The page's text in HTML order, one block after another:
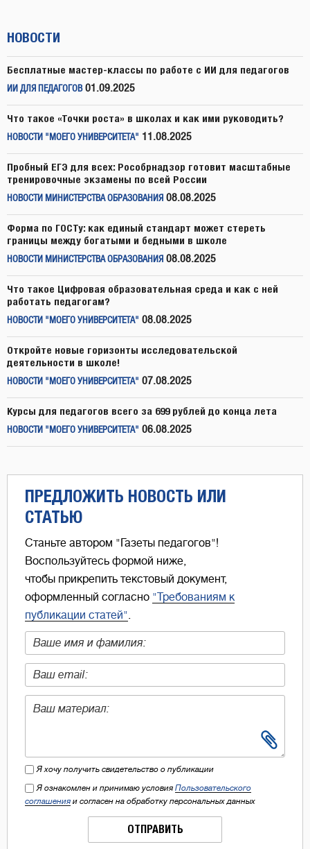
НОВОСТИ
Бесплатные мастер-классы по работе с ИИ для педагогов
ИИ ДЛЯ ПЕДАГОГОВ 01.09.2025
Что такое «Точки роста» в школах и как ими руководить?
НОВОСТИ "МОЕГО УНИВЕРСИТЕТА" 11.08.2025
Пробный ЕГЭ для всех: Рособрнадзор готовит масштабные
тренировочные экзамены по всей России
НОВОСТИ МИНИСТЕРСТВА ОБРАЗОВАНИЯ 08.08.2025
Форма по ГОСТу: как единый стандарт может стереть
границы между богатыми и бедными в школе
НОВОСТИ МИНИСТЕРСТВА ОБРАЗОВАНИЯ 08.08.2025
Что такое Цифровая образовательная среда и как с ней
работать педагогам?
НОВОСТИ "МОЕГО УНИВЕРСИТЕТА" 08.08.2025
Откройте новые горизонты исследовательской
деятельности в школе!
НОВОСТИ "МОЕГО УНИВЕРСИТЕТА" 07.08.2025
Курсы для педагогов всего за 699 рублей до конца лета
НОВОСТИ "МОЕГО УНИВЕРСИТЕТА" 06.08.2025
ПРЕДЛОЖИТЬ НОВОСТЬ ИЛИ
СТАТЬЮ
Станьте автором "Газеты педагогов"!
Воспользуйтесь формой ниже,
чтобы прикрепить текстовый документ,
оформленный согласно "Требованиям к
публикации статей".
Я хочу получить свидетельство о публикации
Я ознакомлен и принимаю условия Пользовательского
соглашения и согласен на обработку персональных данных
ОТПРАВИТЬ